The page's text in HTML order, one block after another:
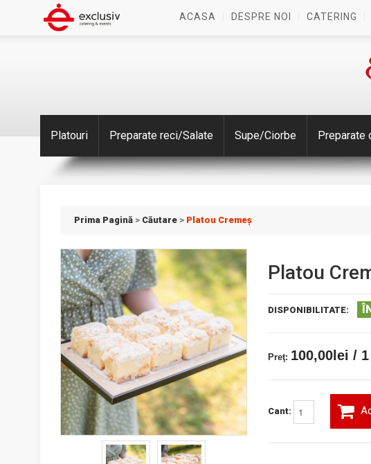
ACASA DESPRE NOI CATERING
Platouri Preparate reci/Salate Supe/Ciorbe Preparate
Prima Pagină > Căutare > Platou Cremeș
Platou
DISPONIBILITATE:
Preţ: 100,00lei /
Cant: